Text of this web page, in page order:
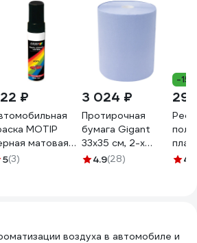
₽
MOTIP
матовая
black mat
5(3)
3 024 ₽
Протирочная
бумага Gigant
33x35 см, 2-х
слойная, 1000
4.9(28)
-15%
4.5
воздуха в автомобиле и